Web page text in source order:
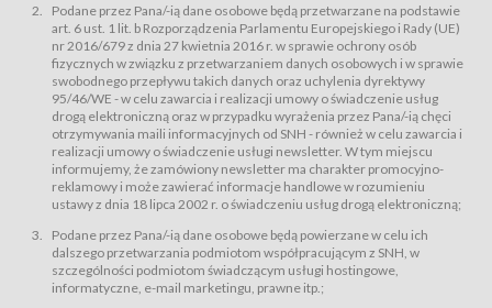
Sklep – sklep internetowy prowadzony przez Usługodawcę w Serwisie;
Regulamin – niniejszy regulamin.
§ 2
Postanowienia ogólne
Regulamin określa zasady:
świadczenia Usługobiorcom Usług przez Usługodawcę, z
zastrzeżeniem usług, o których mowa w ust. 2 pkt. 4 i 5 poniżej, których
zasady świadczenia precyzują odrębne regulaminy,
przetwarzania przez Usługodawcę danych osobowych Usługobiorców
będących osobami fizycznymi.
świadczy Usługi drogą elektroniczną w rozumieniu ustawy z dnia 18 lipca
2002 r. o świadczeniu usług drogą elektroniczną (Dz.U. z 2002 r., Nr 144, poz.
1204, z późń. zm.). Usługi świadczone są nieodpłatnie.
usługę przeglądania i odczytywania przez Usługobiorców materiałów
zamieszczanych w Serwisie,
Podane przez Pana/-ią dane osobowe będą przetwarzane na podstawie
art. 6 ust. 1 lit. b Rozporządzenia Parlamentu Europejskiego i Rady (UE)
nr 2016/679 z dnia 27 kwietnia 2016 r. w sprawie ochrony osób
fizycznych w związku z przetwarzaniem danych osobowych i w sprawie
swobodnego przepływu takich danych oraz uchylenia dyrektywy
95/46/WE - w celu zawarcia i realizacji umowy o świadczenie usług
drogą elektroniczną oraz w przypadku wyrażenia przez Pana/-ią chęci
otrzymywania maili informacyjnych od SNH - również w celu zawarcia i
realizacji umowy o świadczenie usługi newsletter. W tym miejscu
informujemy, że zamówiony newsletter ma charakter promocyjno-
reklamowy i może zawierać informacje handlowe w rozumieniu
ustawy z dnia 18 lipca 2002 r. o świadczeniu usług drogą elektroniczną;
Podane przez Pana/-ią dane osobowe będą powierzane w celu ich
dalszego przetwarzania podmiotom współpracującym z SNH, w
szczególności podmiotom świadczącym usługi hostingowe,
informatyczne, e-mail marketingu, prawne itp.;